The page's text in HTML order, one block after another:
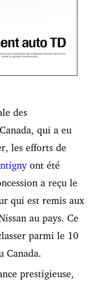
des
qui a eu
les efforts de
ont été
a reçu le
qui est remis aux
au pays. Ce
parmi le 10
Canada.
prestigieuse,